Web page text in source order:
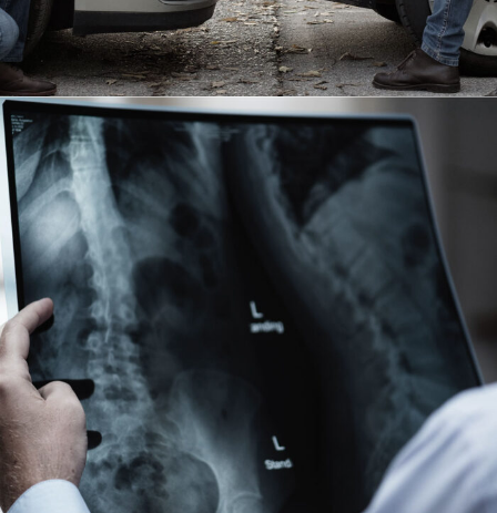
Making Sure It’s Closed